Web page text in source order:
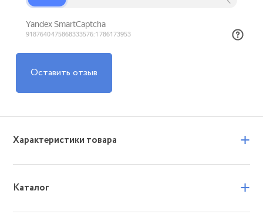
Оставить отзыв
Характеристики товара +
Каталог +